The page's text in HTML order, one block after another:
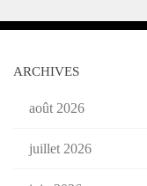
ARCHIVES
août 2026
juillet 2026